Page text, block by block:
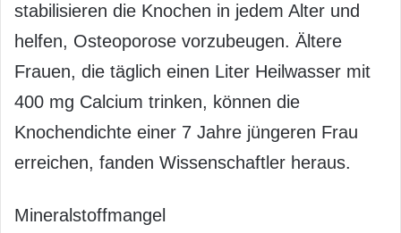
stabilisieren die Knochen in jedem Alter und
helfen, Osteoporose vorzubeugen. Ältere
Frauen, die täglich einen Liter Heilwasser mit
400 mg Calcium trinken, können die
Knochendichte einer 7 Jahre jüngeren Frau
erreichen, fanden Wissenschaftler heraus.
Mineralstoffmangel